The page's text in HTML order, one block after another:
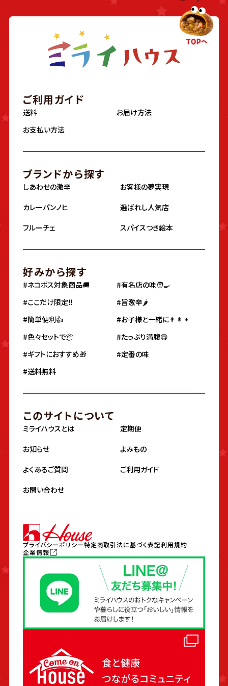
プライバシーポリシー特定商取引法に基づく表記利用規約
企業情報
ご利用ガイド
送料
お届け方法
お支払い方法
ブランドから探す
しあわせの激辛
お客様の夢実現
カレーパンノヒ
選ばれし人気店
フルーチェ
スパイスつき絵本
好みから探す
#ネコポス対象商品🚚
#有名店の味🧑‍🍳
#ここだけ限定‼️
#旨激辛🌶
#簡単便利👍
#お子様と一緒に👨‍👩‍👦
#色々セットで📦
#たっぷり満腹😋
#ギフトにおすすめ🎁
#定番の味
#送料無料
このサイトについて
ミライハウスとは
定期便
お知らせ
よみもの
よくあるご質問
ご利用ガイド
お問い合わせ